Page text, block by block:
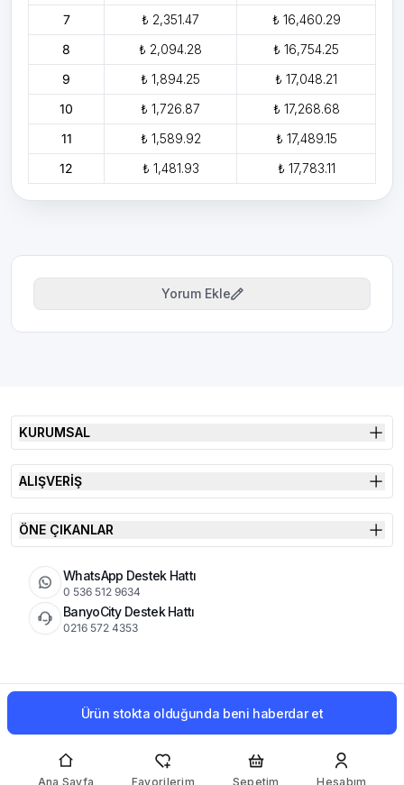
Ana Sayfa Favorilerim Sepetim Hesabım
Ürün stokta olduğunda beni haberdar et
7
₺ 2,351.47
₺ 16,460.29
8
₺ 2,094.28
₺ 16,754.25
9
₺ 1,894.25
₺ 17,048.21
10
₺ 1,726.87
₺ 17,268.68
11
₺ 1,589.92
₺ 17,489.15
12
₺ 1,481.93 ₺ 17,783.11
Yorum Ekle
KURUMSAL
ALIŞVERİŞ
ÖNE ÇIKANLAR
WhatsApp Destek Hattı
0 536 512 9634
BanyoCity Destek Hattı
0216 572 4353
© 2026 Şimşek Banyo & Seramik | Tüm Hakları Saklıdır